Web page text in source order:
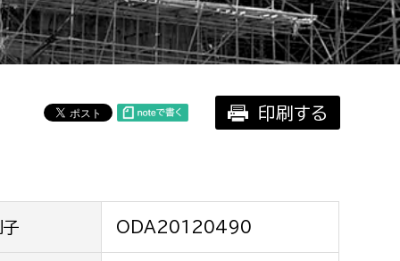
支払いをしたい
働きたい
遊びたい
イベント・講座などに参加したい
環境政策課
印刷する
子 ODA20120490